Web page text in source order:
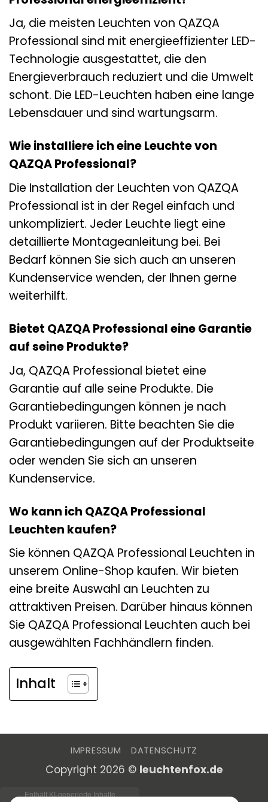
Ja, die meisten Leuchten von QAZQA
Professional sind mit energieeffizienter LED-
Technologie ausgestattet, die den
Energieverbrauch reduziert und die Umwelt
schont. Die LED-Leuchten haben eine lange
Lebensdauer und sind wartungsarm.
Wie installiere ich eine Leuchte von
QAZQA Professional?
Die Installation der Leuchten von QAZQA
Professional ist in der Regel einfach und
unkompliziert. Jeder Leuchte liegt eine
detaillierte Montageanleitung bei. Bei
Bedarf können Sie sich auch an unseren
Kundenservice wenden, der Ihnen gerne
weiterhilft.
Bietet QAZQA Professional eine Garantie
auf seine Produkte?
Ja, QAZQA Professional bietet eine
Garantie auf alle seine Produkte. Die
Garantiebedingungen können je nach
Produkt variieren. Bitte beachten Sie die
Garantiebedingungen auf der Produktseite
oder wenden Sie sich an unseren
Kundenservice.
Wo kann ich QAZQA Professional
Leuchten kaufen?
Sie können QAZQA Professional Leuchten in
unserem Online-Shop kaufen. Wir bieten
eine breite Auswahl an Leuchten zu
attraktiven Preisen. Darüber hinaus können
Sie QAZQA Professional Leuchten auch bei
ausgewählten Fachhändlern finden.
Inhalt
IMPRESSUM DATENSCHUTZ
Copyright 2026 © leuchtenfox.de